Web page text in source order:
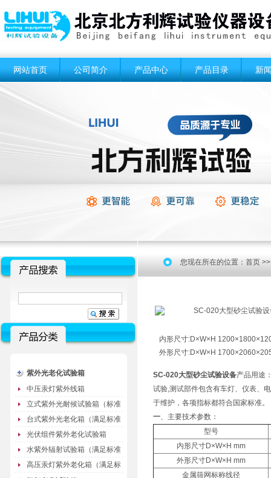
网站首页 公司简介 产品中心 产品目录 新
紫外光老化试验箱
中压汞灯紫外线箱
立式紫外光耐候试验箱（标准
型）
台式紫外光老化箱（满足标准
GB/T16776）
光伏组件紫外老化试验箱
水紫外辐射试验箱（满足标准
JC485-1992）
高压汞灯紫外老化箱（满足标
您现在所在的位置： 首页
内形尺寸:D×W×H
外形尺寸:D×W×H
SC-020大型砂尘试验设备产品用途
试验,测试部件包含有车灯、仪表、
于维护，各项指标都符合国家标准。
一、主要技术参数：
型号
内形尺寸D×W×H mm
外形尺寸D×W×H mm
金属筛网标称线径